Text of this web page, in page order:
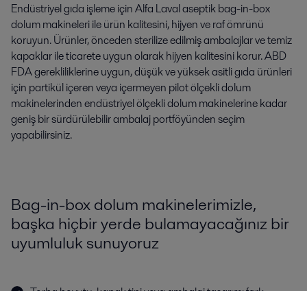
Endüstriyel gıda işleme için Alfa Laval aseptik bag-in-box
dolum makineleri ile ürün kalitesini, hijyen ve raf ömrünü
koruyun. Ürünler, önceden sterilize edilmiş ambalajlar ve temiz
kapaklar ile ticarete uygun olarak hijyen kalitesini korur. ABD
FDA gerekliliklerine uygun, düşük ve yüksek asitli gıda ürünleri
için partikül içeren veya içermeyen pilot ölçekli dolum
makinelerinden endüstriyel ölçekli dolum makinelerine kadar
geniş bir sürdürülebilir ambalaj portföyünden seçim
yapabilirsiniz.
Bag-in-box dolum makinelerimizle,
başka hiçbir yerde bulamayacağınız bir
uyumluluk sunuyoruz